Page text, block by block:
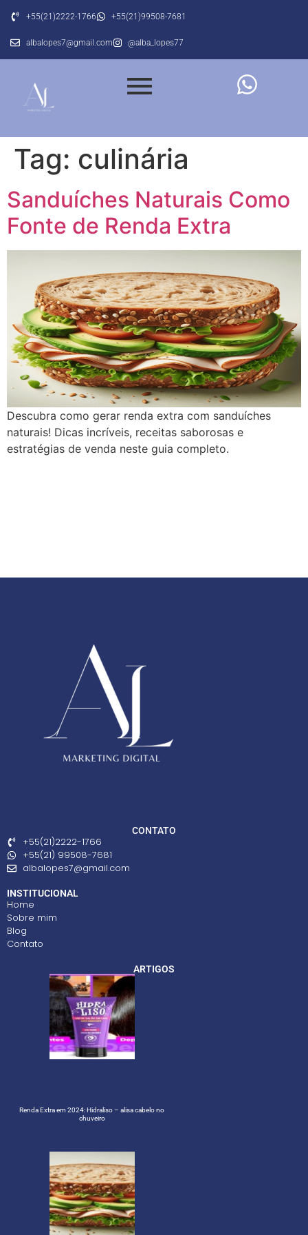
+55(21)2222-1766 +55(21)99508-7681
albalopes7@gmail.com @alba_lopes77
Tag: culinária
Sanduíches Naturais Como
Fonte de Renda Extra
Descubra como gerar renda extra com sanduíches
naturais! Dicas incríveis, receitas saborosas e
estratégias de venda neste guia completo.
CONTATO
+55(21)2222-1766
+55(21) 99508-7681
albalopes7@gmail.com
INSTITUCIONAL
Home
Sobre mim
Blog
Contato
ARTIGOS
Renda Extra em 2024: Hidraliso – alisa cabelo no
chuveiro